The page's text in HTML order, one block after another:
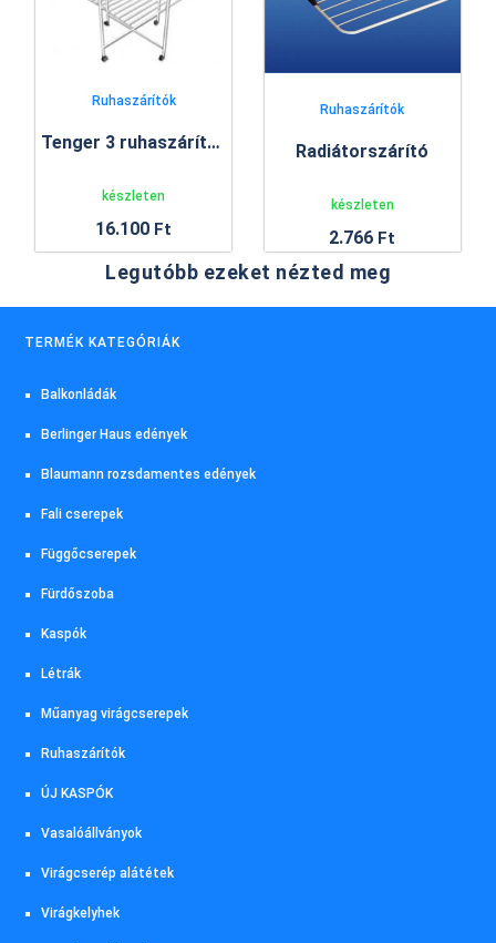
Ruhaszárítók
Tenger 3 ruhaszárító állvány
készleten
16.100 Ft
Ruhaszárítók
Radiátorszárító
készleten
2.766 Ft
Legutóbb ezeket nézted meg
TERMÉK KATEGÓRIÁK
Balkonládák
Berlinger Haus edények
Blaumann rozsdamentes edények
Fali cserepek
Függőcserepek
Fürdőszoba
Kaspók
Létrák
Műanyag virágcserepek
Ruhaszárítók
ÚJ KASPÓK
Vasalóállványok
Virágcserép alátétek
Virágkelyhek